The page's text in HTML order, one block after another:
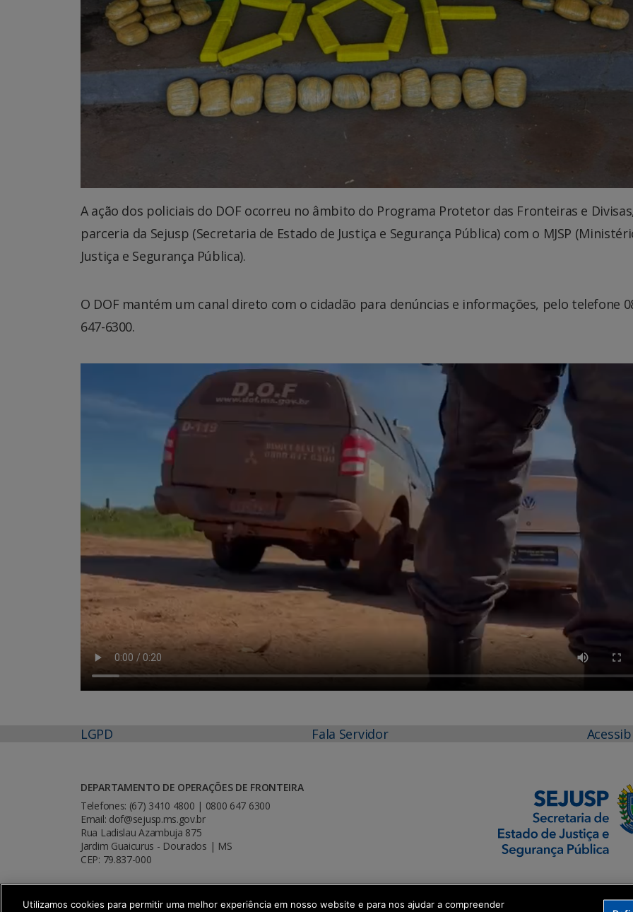
A ação dos policiais do DOF ocorreu no âmbito do Programa Protetor das Fronteiras e
parceria da Sejusp (Secretaria de Estado de Justiça e Segurança Pública) com o MJSP
Justiça e Segurança Pública).
O DOF mantém um canal direto com o cidadão para denúncias e informações, pelo telefone
647-6300.
LGPD Fala Servidor
DEPARTAMENTO DE OPERAÇÕES DE FRONTEIRA
Telefones: (67) 3410 4800 | 0800 647 6300
Email: dof@sejusp.ms.gov.br
Rua Ladislau Azambuja 875
Jardim Guaicurus - Dourados | MS
CEP: 79.837-000
Utilizamos cookies para permitir uma melhor experiência em nosso website e para nos ajudar a compreender